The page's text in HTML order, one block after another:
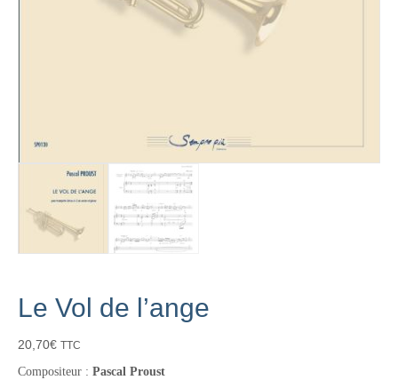
Le Vol de l’ange
20,70€ TTC
Compositeur : Pascal Proust